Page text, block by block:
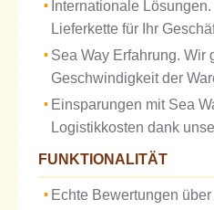
Internationale
Lieferkette für Ihr
Sea Way Erfahrung. Wir
Geschwindigkeit der
Einsparungen mit Sea
Logistikkosten dank
FUNKTIONALITÄT
Echte Bewertungen über